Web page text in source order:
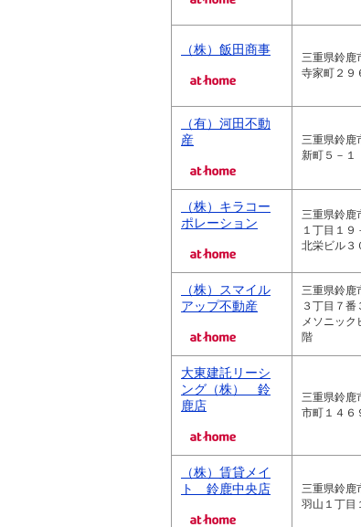
（株）飯田商事
三重県鈴鹿
寺家町２９
（有）河田不動
産
三重県鈴鹿
新町５－１
（株）キラコー
ポレーション
三重県鈴鹿
１丁目１９
北栄ビル３
（株）スマイル
アップ不動産
三重県鈴鹿
３丁目７番
メソニック
階
大東建託リーシ
ング（株） 鈴
鹿店
三重県鈴鹿
市町１４６
（株）賃貸メイ
ト 鈴鹿中央店
三重県鈴鹿
羽山１丁目